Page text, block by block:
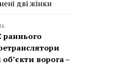
дві жінки
раннього
ворога –